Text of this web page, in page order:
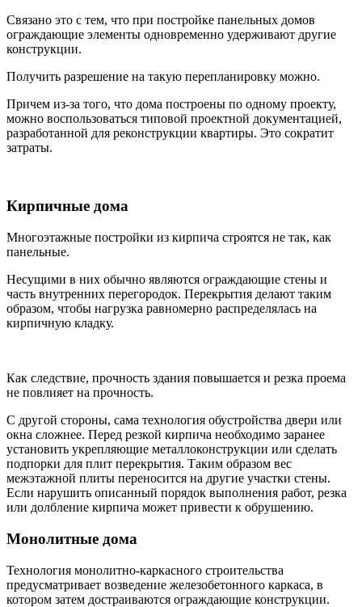
Связано это с тем, что при постройке панельных домов
ограждающие элементы одновременно удерживают другие
конструкции.
Получить разрешение на такую перепланировку можно.
Причем из-за того, что дома построены по одному проекту,
можно воспользоваться типовой проектной документацией,
разработанной для реконструкции квартиры. Это сократит
затраты.
Кирпичные дома
Многоэтажные постройки из кирпича строятся не так, как
панельные.
Несущими в них обычно являются ограждающие стены и
часть внутренних перегородок. Перекрытия делают таким
образом, чтобы нагрузка равномерно распределялась на
кирпичную кладку.
Как следствие, прочность здания повышается и резка проема
не повлияет на прочность.
С другой стороны, сама технология обустройства двери или
окна сложнее. Перед резкой кирпича необходимо заранее
установить укрепляющие металлоконструкции или сделать
подпорки для плит перекрытия. Таким образом вес
межэтажной плиты переносится на другие участки стены.
Если нарушить описанный порядок выполнения работ, резка
или долбление кирпича может привести к обрушению.
Монолитные дома
Технология монолитно-каркасного строительства
предусматривает возведение железобетонного каркаса, в
котором затем достраиваются ограждающие конструкции.